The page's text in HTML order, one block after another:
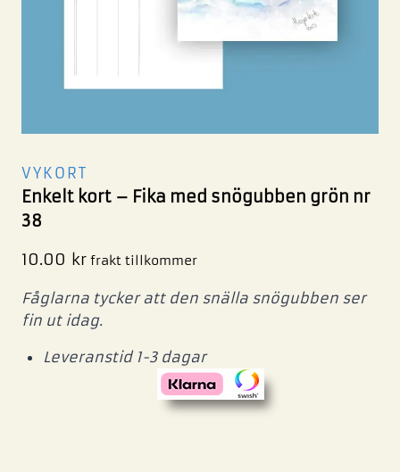
VYKORT
Enkelt kort – Fika med snögubben grön nr
38
10.00 kr frakt tillkommer
Fåglarna tycker att den snälla snögubben ser
fin ut idag.
Leveranstid 1-3 dagar